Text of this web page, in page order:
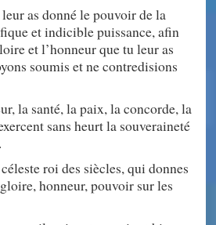
as donné le pouvoir de la
et indicible puissance, afin
et l’honneur que tu leur as
soumis et ne contredisions
la santé, la paix, la concorde, la
sans heurt la souveraineté
roi des siècles, qui donnes
honneur, pouvoir sur les